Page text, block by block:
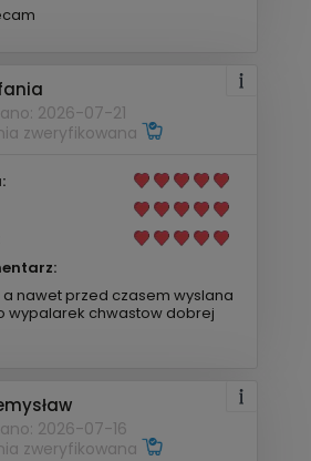
2026-07-21
zweryfikowana
nawet przed czasem wyslana
wypalarek chwastow dobrej
2026-07-16
zweryfikowana